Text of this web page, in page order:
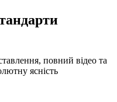
повний відео та
ясність